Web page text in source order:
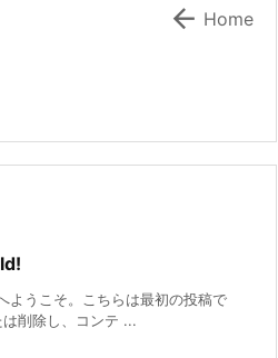
 Home
ようこそ。こちらは最初の投稿で
削除し、コンテ ...